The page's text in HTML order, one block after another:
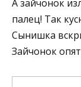
А зайчонок
палец! Так
Сынишка
Зайчонок